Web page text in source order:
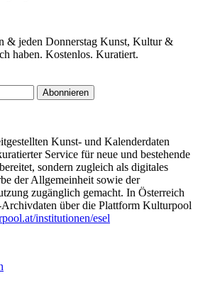
& jeden Donnerstag Kunst, Kultur &
haben. Kostenlos. Kuratiert.
Abonnieren
Kunst- und Kalenderdaten
Service für neue und bestehende
sondern zugleich als digitales
der Allgemeinheit sowie der
zugänglich gemacht. In Österreich
Archivdaten über die Plattform Kulturpool
institutionen/esel